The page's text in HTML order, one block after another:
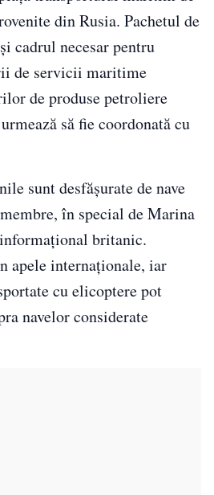
din Rusia. Pachetul de
cadrul necesar pentru
de servicii maritime
de produse petroliere
să fie coordonată cu
sunt desfășurate de nave
în special de Marina
britanic.
apele internaționale, iar
cu elicoptere pot
navelor considerate